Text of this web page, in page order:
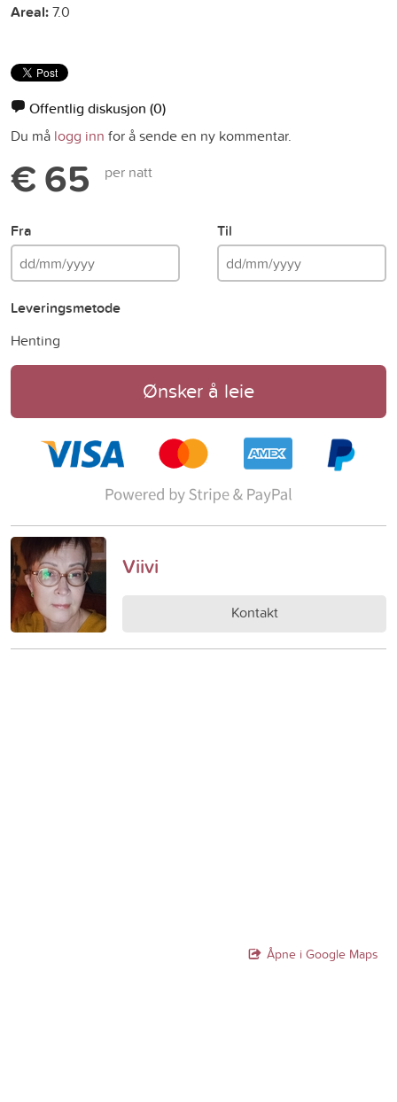
Areal:7.0
Offentlig diskusjon (0)
Du må logg inn for å sende en ny kommentar.
€ 65 per natt
Fra Til
Leveringsmetode
Henting
Ønsker å leie
Viivi
Kontakt
Åpne i Google Maps